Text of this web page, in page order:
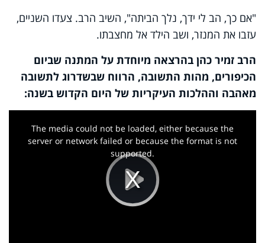
"אם כך, הב לי ידך, נלך הביתה", השיב הרב. צעדו השניים,
עזבו את המנזר, ושב הילד אל מחצבתו.
הרב זמיר כהן בהרצאה מיוחדת על המתנה שביום
הכיפורים, מהות התשובה, הרווח שבשדרוג לתשובה
מאהבה וההלכות העיקריות של היום הקדוש בשנה:
Play
This
The media could not be loaded, either because the
server or network failed or because the format is not
supported.